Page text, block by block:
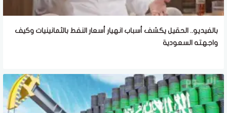
بالفيديو.. الحقيل يكشف أسباب انهيار أسعار النفط بالثمانينيات وكيف
واجهته السعودية